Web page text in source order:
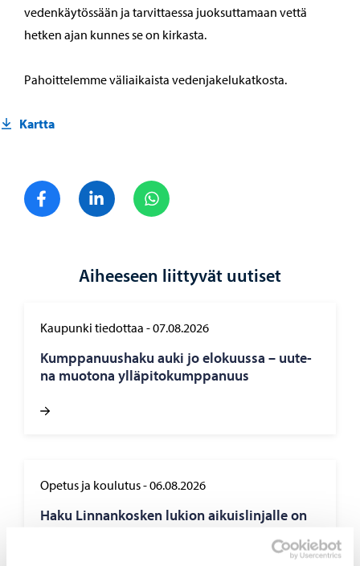
vedenkäytössään ja tarvittaessa juoksuttamaan vettä
hetken ajan kunnes se on kirkasta.
Pahoittelemme väliaikaista vedenjakelukatkosta.
Kartta
Jaa FacebookJaa LinkedIn
Aiheeseen liittyvät uutiset
Kaupunki tiedottaa -07.08.2026
Kump­pa­nuus­ha­ku auki jo elo­kuus­sa – uu­te­
na muo­to­na yl­lä­pi­to­kump­pa­nuus
Opetus ja koulutus-06.08.2026
Haku Lin­nan­kos­ken lu­kion ai­kuis­lin­jal­le on